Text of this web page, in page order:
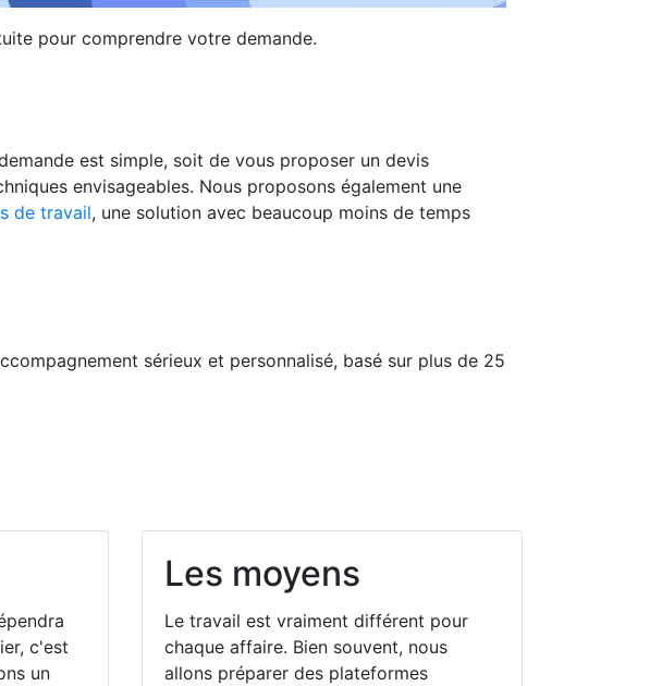
pour comprendre votre demande.
est simple, soit de vous proposer un devis
envisageables. Nous proposons également une
de travail, une solution avec beaucoup moins de temps
sérieux et personnalisé, basé sur plus de 25
c'est
un
Les moyens
Le travail est vraiment différent pour
chaque affaire. Bien souvent, nous
allons préparer des plateformes